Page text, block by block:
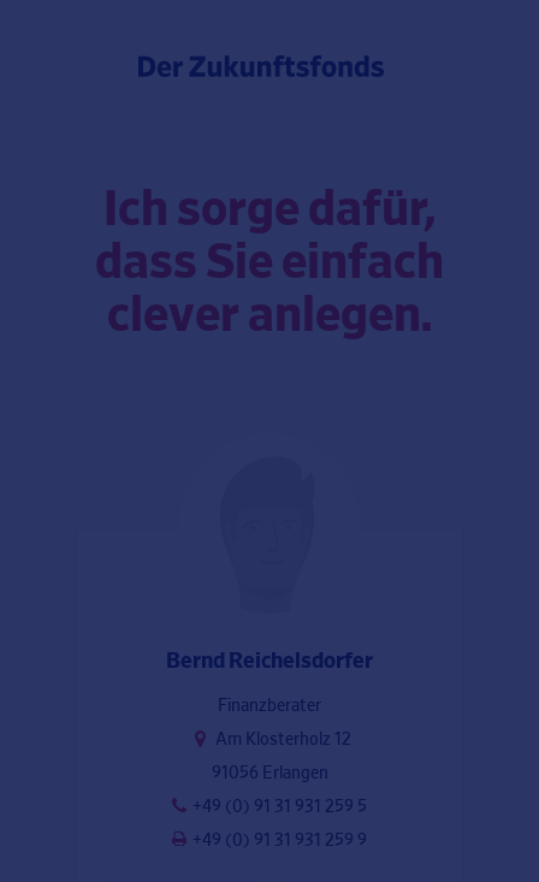
Ich sorge dafür,
dass Sie einfach
clever anlegen.
Bernd Reichelsdorfer
Finanzberater
Am Klosterholz 12
91056 Erlangen
+49 (0) 91 31 931 259 5
+49 (0) 91 31 931 259 9